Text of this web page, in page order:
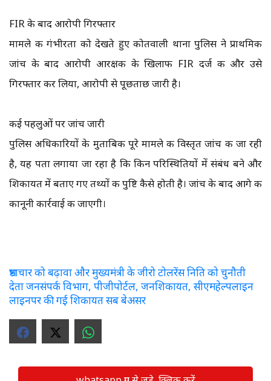
FIR के बाद आरोपी गिरफ्तार
मामले की गंभीरता को देखते हुए कोतवाली थाना पुलिस ने प्राथमिक
जांच के बाद आरोपी आरक्षक के खिलाफ FIR दर्ज की और उसे
गिरफ्तार कर लिया, आरोपी से पूछताछ जारी है।
कई पहलुओं पर जांच जारी
पुलिस अधिकारियों के मुताबिक पूरे मामले की विस्तृत जांच की जा रही
है, यह पता लगाया जा रहा है कि किन परिस्थितियों में संबंध बने और
शिकायत में बताए गए तथ्यों की पुष्टि कैसे होती है। जांच के बाद आगे की
कानूनी कार्रवाई की जाएगी।
भ्रष्टाचार को बढ़ावा और मुख्यमंत्री के जीरो टोलरेंस निति को चुनौती
देता जनसंपर्क विभाग, पीजीपोर्टल, जनशिकायत, सीएमहेल्पलाइन
लाइनपर की गई शिकायत सब बेअसर